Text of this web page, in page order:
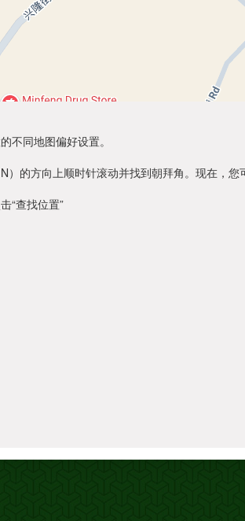
不同地图偏好设置。
的方向上顺时针滚动并找到朝拜角。现在，您
“查找位置”